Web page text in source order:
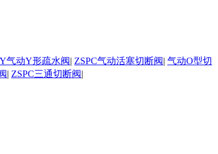
气动Y形疏水阀| ZSPC气动活塞切断阀| 气动O型切
| ZSPC三通切断阀|